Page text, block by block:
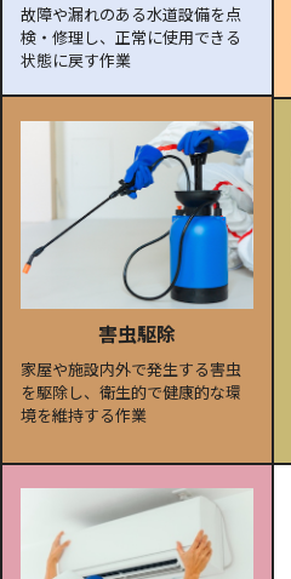
故障や漏れのある水道設備を点
検・修理し、正常に使用できる
状態に戻す作業
害虫駆除
家屋や施設内外で発生する害虫
を駆除し、衛生的で健康的な環
境を維持する作業